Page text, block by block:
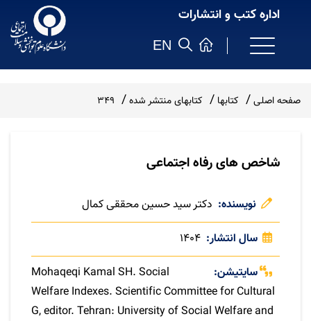
اداره کتب و انتشارات
EN
صفحه اصلی کتابها کتابهای منتشر شده 349
شاخص های رفاه اجتماعی
نویسنده دکتر سید حسین محققی کمال
سال انتشار 1404
سایتیشن
Mohaqeqi Kamal SH. Social
Welfare Indexes. Scientific Committee for Cultural
G, editor. Tehran: University of Social Welfare and